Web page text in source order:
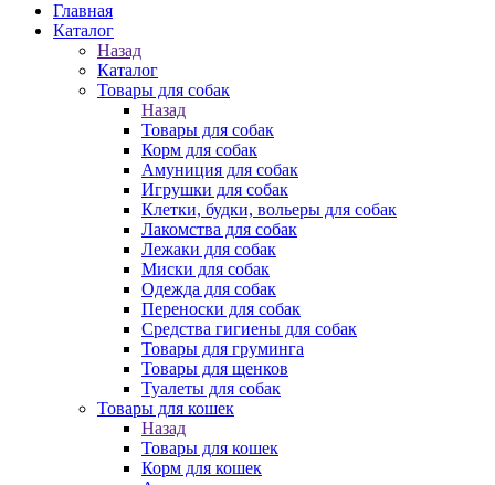
Главная
Каталог
Назад
Каталог
Товары для собак
Назад
Товары для собак
Корм для собак
Амуниция для собак
Игрушки для собак
Клетки, будки, вольеры для собак
Лакомства для собак
Лежаки для собак
Миски для собак
Одежда для собак
Переноски для собак
Средства гигиены для собак
Товары для груминга
Товары для щенков
Туалеты для собак
Товары для кошек
Назад
Товары для кошек
Корм для кошек